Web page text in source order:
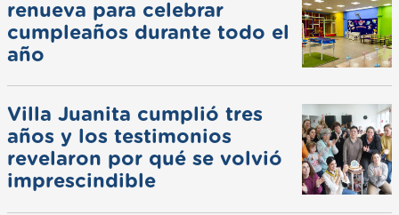
renueva para celebrar
cumpleaños durante todo el
año
Villa Juanita cumplió tres
años y los testimonios
revelaron por qué se volvió
imprescindible